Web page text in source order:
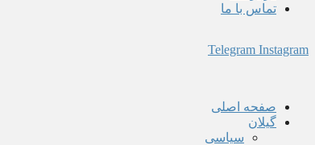
تماس با ما
Telegram Instagram
صفحه اصلی
گیلان
سیاسی